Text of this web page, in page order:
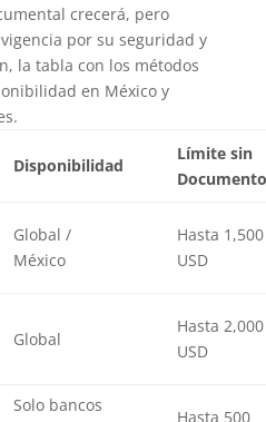
crecerá, pero
por su seguridad y
la tabla con los métodos
en México y
Disponibilidad
Límite sin
Global /
México
Hasta 1,500
USD
Global
Hasta 2,000
USD
Solo bancos
Hasta 500